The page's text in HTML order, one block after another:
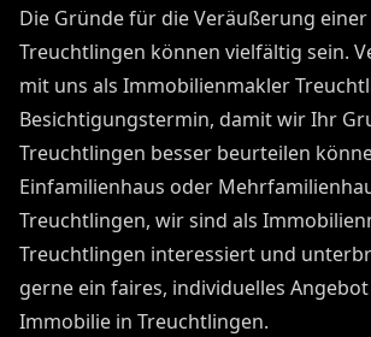
Die Gründe für die Veräußerung
Treuchtlingen können vielfältig sein.
mit uns als Immobilienmakler
Besichtigungstermin, damit wir Ihr
Treuchtlingen besser beurteilen
Einfamilienhaus oder
Treuchtlingen, wir sind als
Treuchtlingen interessiert und
gerne ein faires, individuelles
Immobilie in Treuchtlingen.